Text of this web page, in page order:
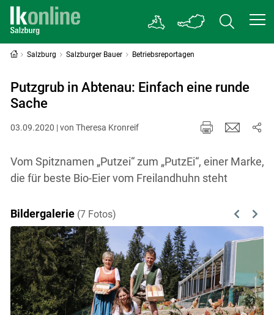
Salzburg Salzburger Bauer Betriebsreportagen
Putzgrub in Abtenau: Einfach eine runde
Sache
03.09.2020 | von Theresa Kronreif
Vom Spitznamen „Putzei“ zum „PutzEi“, einer Marke,
die für beste Bio-Eier vom Freilandhuhn steht
Bildergalerie (7 Fotos) Previous
Next